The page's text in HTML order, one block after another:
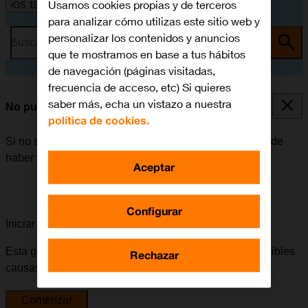
iOS 15.0
Busca por problema o tema
No puedo enviar ni recibir correo electrónico
Si no se puede enviar ni recibir correo electrónico, puede
haber varias causas posibles al problema.
Iniciar la guía para solucionar tu problema
Esta guía te va a conducir a través de una serie de posibles
causas y soluciones al problema.
Comenzar
Usamos cookies propias y de terceros
para analizar cómo utilizas este sitio web y
personalizar los contenidos y anuncios
que te mostramos en base a tus hábitos
de navegación (páginas visitadas,
frecuencia de acceso, etc) Si quieres
saber más, echa un vistazo a nuestra
política de cookies.
Configurar
Rechazar
Aceptar